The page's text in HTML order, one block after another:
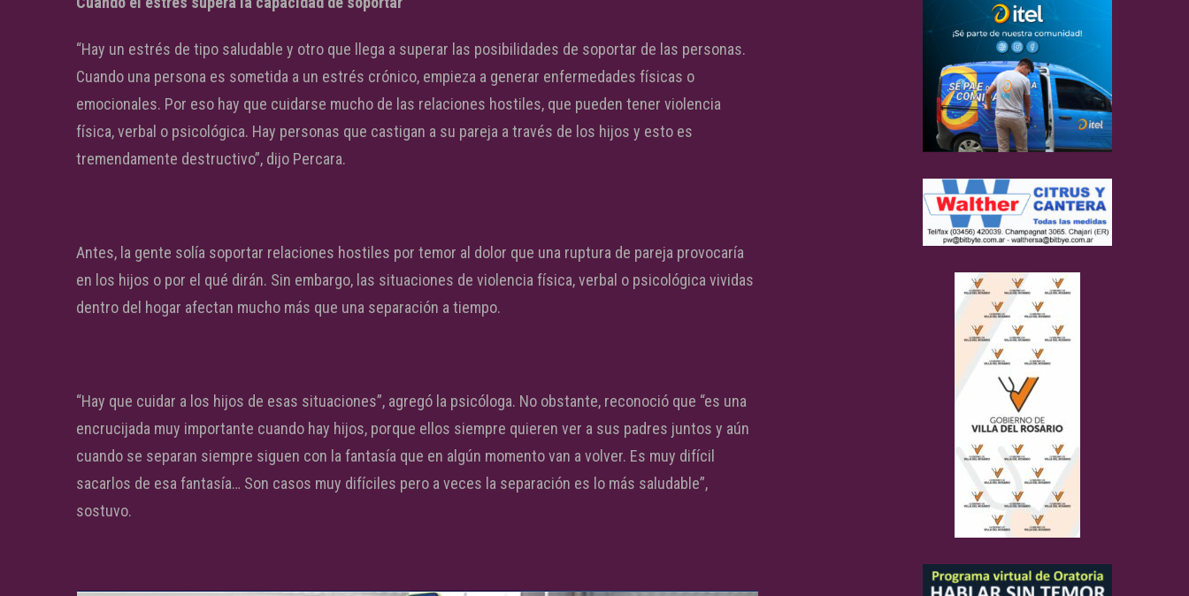
“Hay un estrés de tipo saludable y otro que llega a superar las posibilidades de soportar de las personas.
Cuando una persona es sometida a un estrés crónico, empieza a generar enfermedades físicas o
emocionales. Por eso hay que cuidarse mucho de las relaciones hostiles, que pueden tener violencia
física, verbal o psicológica. Hay personas que castigan a su pareja a través de los hijos y esto es
tremendamente destructivo”, dijo Percara.
Antes, la gente solía soportar relaciones hostiles por temor al dolor que una ruptura de pareja provocaría
en los hijos o por el qué dirán. Sin embargo, las situaciones de violencia física, verbal o psicológica vividas
dentro del hogar afectan mucho más que una separación a tiempo.
“Hay que cuidar a los hijos de esas situaciones”, agregó la psicóloga. No obstante, reconoció que “es una
encrucijada muy importante cuando hay hijos, porque ellos siempre quieren ver a sus padres juntos y aún
cuando se separan siempre siguen con la fantasía que en algún momento van a volver. Es muy difícil
sacarlos de esa fantasía… Son casos muy difíciles pero a veces la separación es lo más saludable”,
sostuvo.